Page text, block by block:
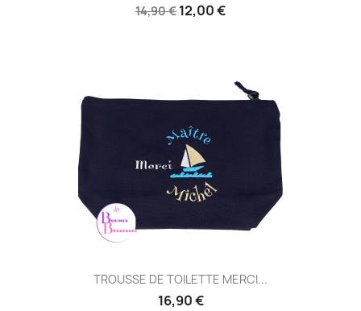
14,90 € 12,00 €
TROUSSE DE TOILETTE MERCI...
16,90 €